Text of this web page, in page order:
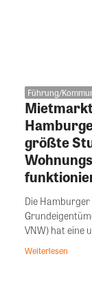
Führung/
größte
Die
VNW) hat eine
Weiterlesen